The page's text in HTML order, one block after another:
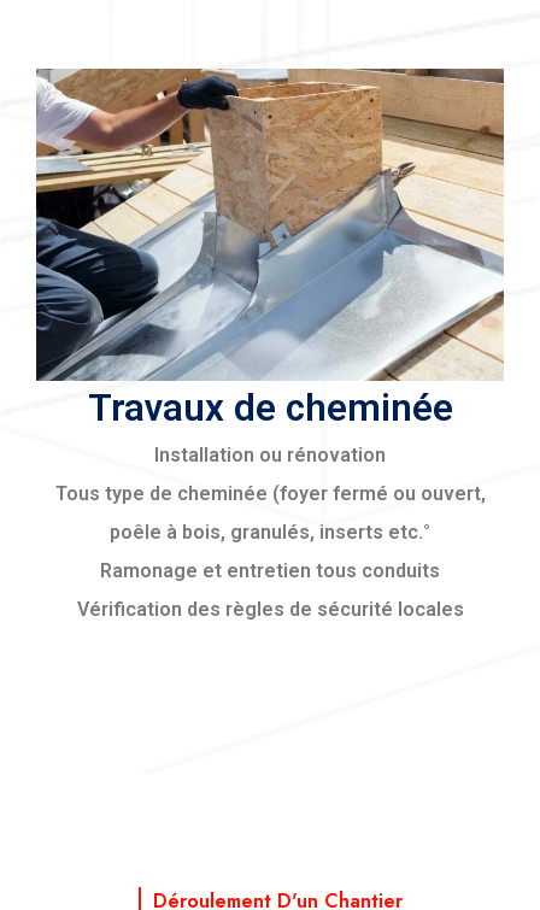
Travaux de cheminée
Installation ou rénovation
Tous type de cheminée (foyer fermé ou ouvert,
poêle à bois, granulés, inserts etc.°
Ramonage et entretien tous conduits
Vérification des règles de sécurité locales
Déroulement D'un Chantier